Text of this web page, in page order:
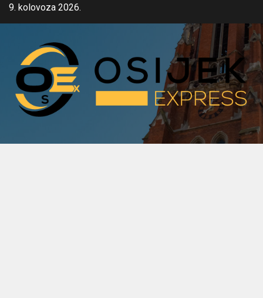
Skip9. kolovoza 2026.